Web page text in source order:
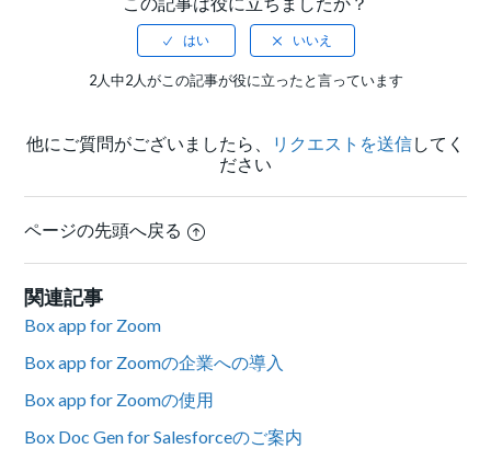
2人中2人がこの記事が役に立ったと言っています
他にご質問がございましたら、 リクエストを送信してく
ださい
ページの先頭へ戻る
関連記事
Box app for Zoom
Box app for Zoomの企業への導入
Box app for Zoomの使用
Box Doc Gen for Salesforceのご案内